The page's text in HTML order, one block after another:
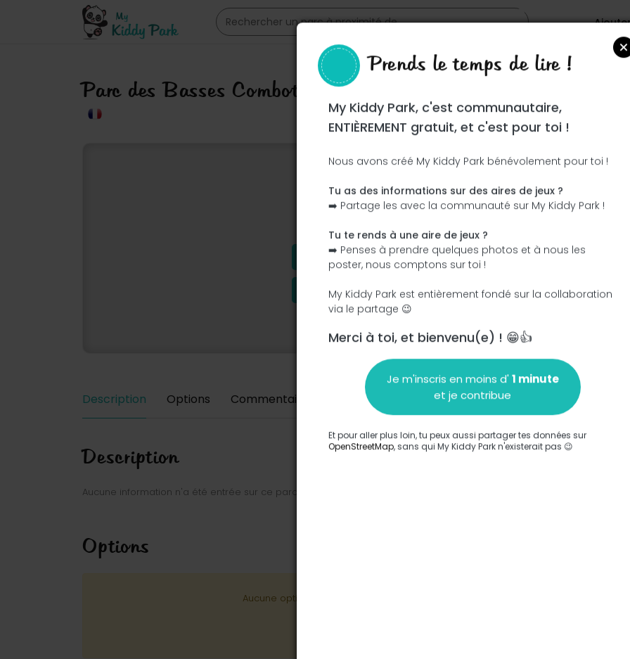
Parc des Basses Combottes
Ce parc n'a pas encore été visité ! À toi de jouer !
J'ajoute le nom J'ajoute des photos
J'ajoute une description J'ajoute les équipements
Description Options Commentaires Ajouter un commentaire
Description
Aucune information n'a été entrée sur ce parc.
Options
Aucune option n'a été entrée sur ce parc.
Prends le temps de lire !
My Kiddy Park, c'est communautaire,
ENTIÈREMENT gratuit, et c'est pour toi !
Nous avons créé My Kiddy Park bénévolement pour toi !
Tu as des informations sur des aires de jeux ?
➡️ Partage les avec la communauté sur My Kiddy Park !
Tu te rends à une aire de jeux ?
➡️ Penses à prendre quelques photos et à nous les
poster, nous comptons sur toi !
My Kiddy Park est entièrement fondé sur la collaboration
via le partage 😉
Merci à toi, et bienvenu(e) ! 😁👍
Je m'inscris en moins d'1 minute
et je contribue
Et pour aller plus loin, tu peux aussi partager tes données sur
OpenStreetMap, sans qui My Kiddy Park n'existerait pas 😉